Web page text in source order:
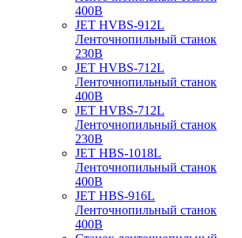
400В
JET HVBS-912L
Ленточнопильный станок
230В
JET HVBS-712L
Ленточнопильный станок
400В
JET HVBS-712L
Ленточнопильный станок
230В
JET HBS-1018L
Ленточнопильный станок
400В
JET HBS-916L
Ленточнопильный станок
400В